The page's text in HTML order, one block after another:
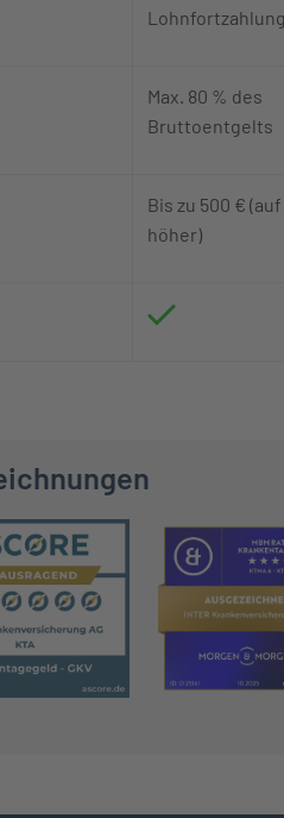
Max. 80 % des
Bruttoentgelts
Bis zu 500 €
höher)